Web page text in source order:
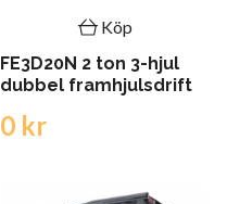
Köp
FE3D20N 2 ton 3-hjul
dubbel framhjulsdrift
0 kr